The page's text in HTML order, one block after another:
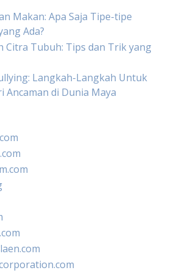
Makan: Apa Saja Tipe-tipe
Ada?
Citra Tubuh: Tips dan Trik yang
Langkah-Langkah Untuk
Ancaman di Dunia Maya